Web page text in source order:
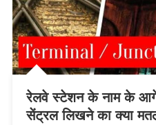
रेलवे स्टेशन के नाम के
सेंट्रल लिखने का क्या